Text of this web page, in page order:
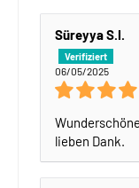
Süreyya S.I.
06/05/2025
lieben Dank.